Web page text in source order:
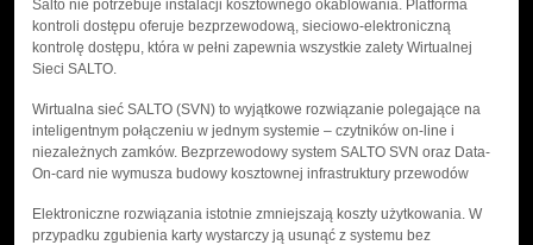
Salto nie potrzebuje instalacji kosztownego okablowania. Platforma
kontroli dostępu oferuje bezprzewodową, sieciowo-elektroniczną
kontrolę dostępu, która w pełni zapewnia wszystkie zalety Wirtualnej
Sieci SALTO.
Wirtualna sieć SALTO (SVN) to wyjątkowe rozwiązanie polegające na
inteligentnym połączeniu w jednym systemie – czytników on-line i
niezależnych zamków. Bezprzewodowy system SALTO SVN oraz Data-
On-card nie wymusza budowy kosztownej infrastruktury przewodów
Elektroniczne rozwiązania istotnie zmniejszają koszty użytkowania. W
przypadku zgubienia karty wystarczy ją usunąć z systemu bez